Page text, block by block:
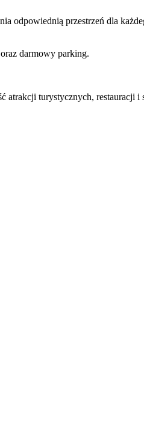
odpowiednią przestrzeń dla
darmowy parking.
atrakcji turystycznych, restauracji i